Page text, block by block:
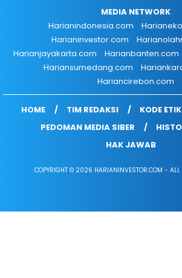
MEDIA NETWORK
Harianindonesia.com
Harianinvestor.com
Harianjayakarta.com
Harianbanten.com
Hariansumedang.com
Hariancirebon.com
HOME TIM REDAKSI
KODE
PEDOMAN MEDIA SIBER
HAK JAWAB
COPYRIGHT © 2026 HARIANINVESTOR.COM - ALL